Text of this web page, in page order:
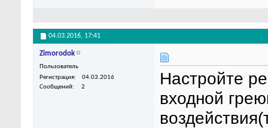
04.03.2016, 17:41
Zimorodok
Пользователь
Регистрация
04.03.2016
Сообщений
2
Настройте
входной